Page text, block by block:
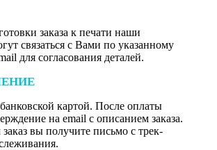
заказа к печати наши
связаться с Вами по указанному
для согласования деталей.
картой. После оплаты
на email с описанием заказа.
вы получите письмо с трек-